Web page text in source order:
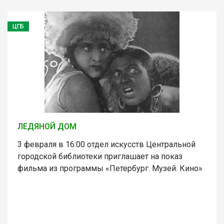
ЦГБ
ЛЕДЯНОЙ ДОМ
3 февраля в 16:00 отдел искусств Центральной
городской библиотеки приглашает на показ
фильма из программы «Петербург. Музей. Кино»